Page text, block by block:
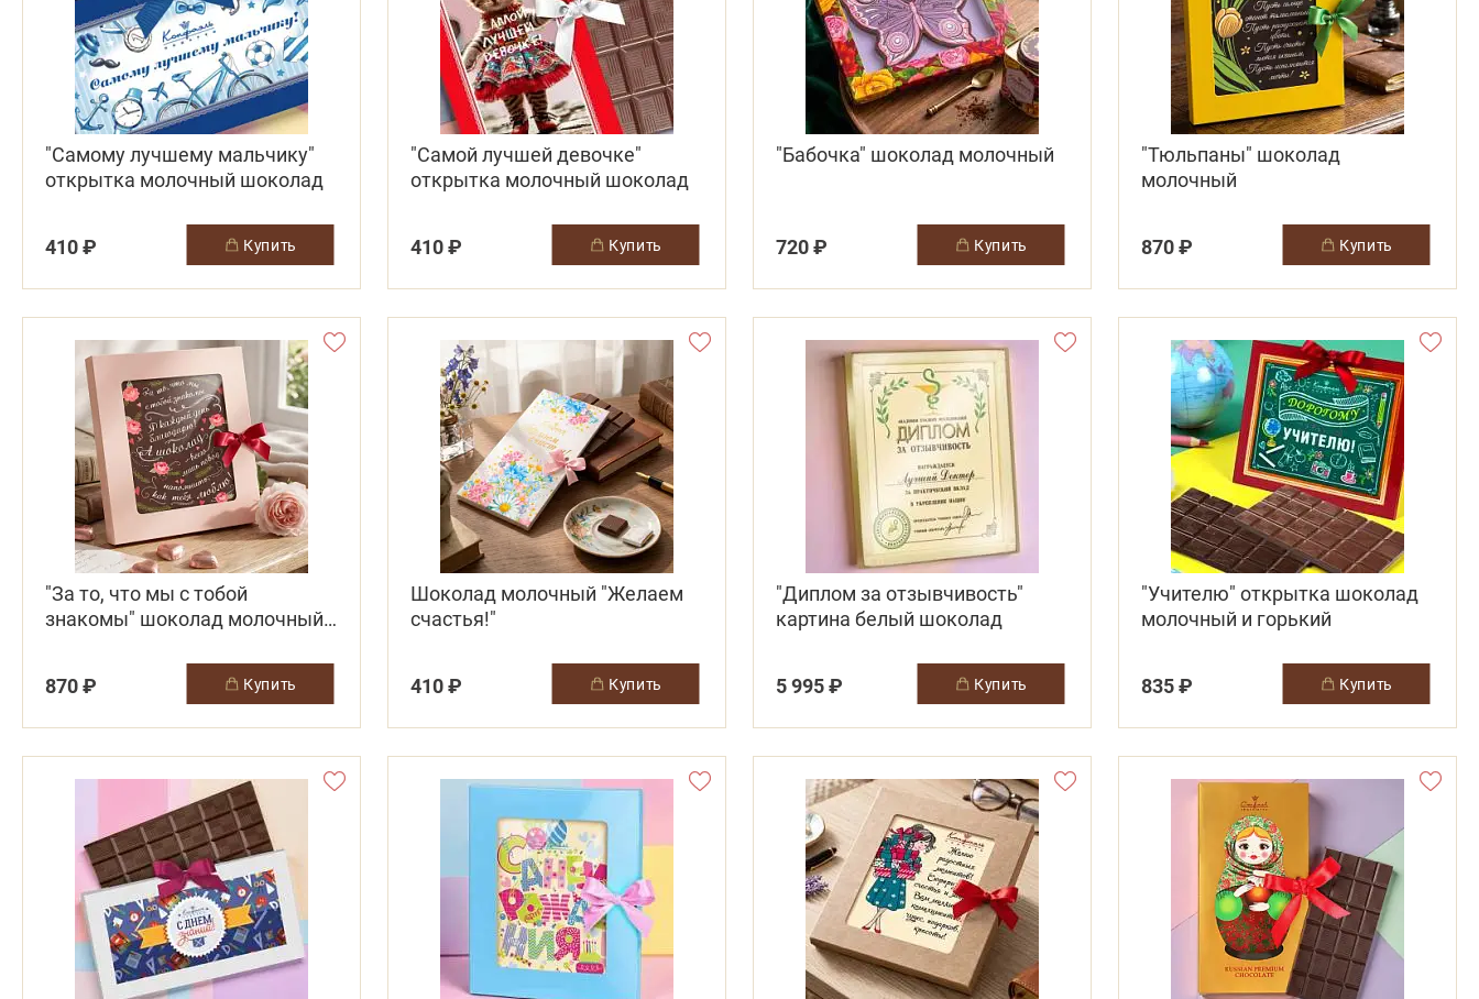
"Самому лучшему мальчику"
открытка молочный шоколад
410 ₽ купить
"Самой лучшей девочке"
открытка молочный шоколад
410 ₽ купить
"Бабочка" шоколад молочный
720 ₽ купить
"Тюльпаны" шоколад
молочный
870 ₽ купить
"За то, что мы с тобой
знакомы" шоколад молочный с
870 ₽
купить
Шоколад молочный "Желаем
счастья!"
410 ₽ купить
"Диплом за отзывчивость"
картина белый шоколад
5 995 ₽ купить
"Учителю" открытка шоколад
молочный и горький
835 ₽ купить